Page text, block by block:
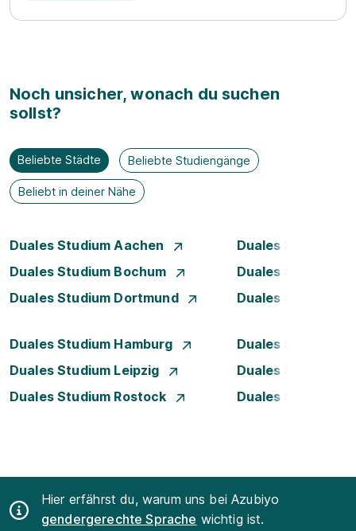
Noch unsicher, wonach du suchen
sollst?
Beliebte Städte Beliebte Studiengänge
Beliebt in deiner Nähe
Duales Studium Aachen
Duales Studium
Duales Studium Bochum
Duales Studium
Duales Studium Dortmund
Duales Studium
Duales Studium Hamburg
Duales Studium
Duales Studium Leipzig
Duales Studium
Duales Studium Rostock
Duales Studium
Hier erfährst du, warum uns bei Azubiyo
gendergerechte Sprache wichtig ist.